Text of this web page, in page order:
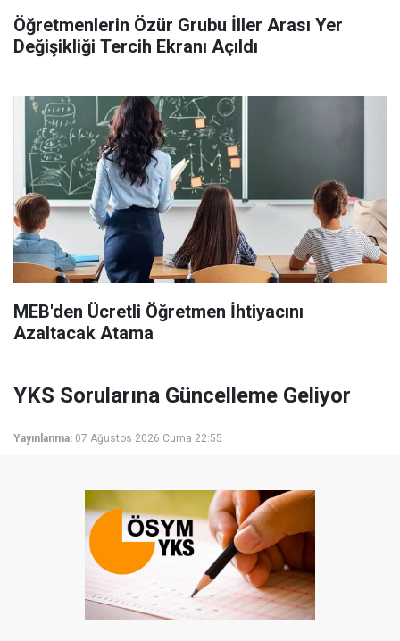
Öğretmenlerin Özür Grubu İller Arası Yer
Değişikliği Tercih Ekranı Açıldı
MEB'den Ücretli Öğretmen İhtiyacını
Azaltacak Atama
YKS Sorularına Güncelleme Geliyor
Yayınlanma: 07 Ağustos 2026 Cuma 22:55